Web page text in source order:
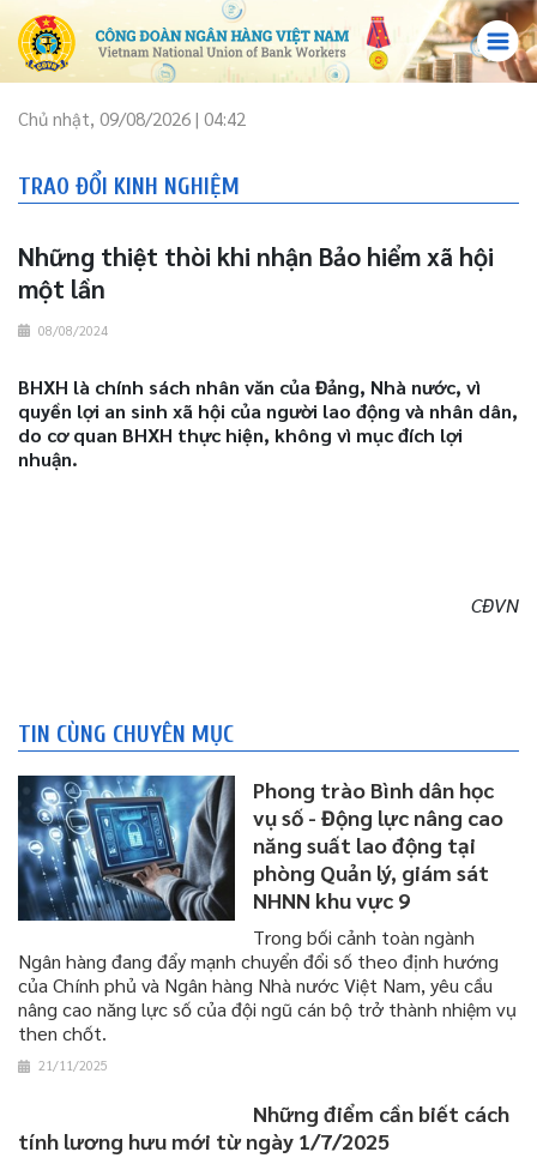
Chủ nhật, 09/08/2026 | 04:42
TRAO ĐỔI KINH NGHIỆM
Những thiệt thòi khi nhận Bảo hiểm xã hội
một lần
08/08/2024
BHXH là chính sách nhân văn của Đảng, Nhà nước, vì
quyền lợi an sinh xã hội của người lao động và nhân dân,
do cơ quan BHXH thực hiện, không vì mục đích lợi
nhuận.
CĐVN
TIN CÙNG CHUYÊN MỤC
Phong trào Bình dân học
vụ số - Động lực nâng cao
năng suất lao động tại
phòng Quản lý, giám sát
NHNN khu vực 9
​​​​​​​Trong bối cảnh toàn ngành
Ngân hàng đang đẩy mạnh chuyển đổi số theo định hướng
của Chính phủ và Ngân hàng Nhà nước Việt Nam, yêu cầu
nâng cao năng lực số của đội ngũ cán bộ trở thành nhiệm vụ
then chốt.
21/11/2025
Những điểm cần biết cách
tính lương hưu mới từ ngày 1/7/2025